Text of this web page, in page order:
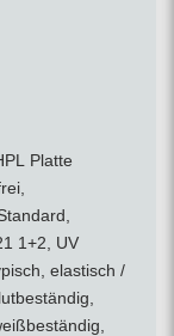
Platte
1+2, UV
elastisch /